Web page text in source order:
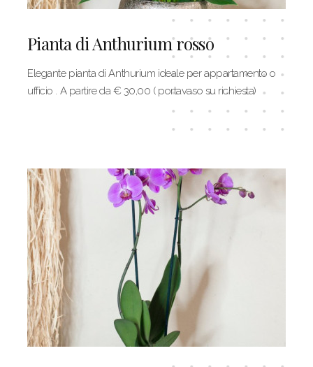
Pianta di Anthurium rosso
Elegante pianta di Anthurium ideale per appartamento o
ufficio . A partire da € 30,00 ( portavaso su richiesta)